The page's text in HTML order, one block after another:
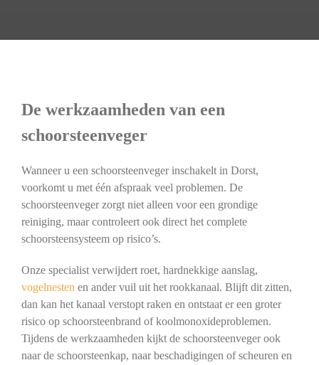
De werkzaamheden van een
schoorsteenveger
Wanneer u een schoorsteenveger inschakelt in Dorst,
voorkomt u met één afspraak veel problemen. De
schoorsteenveger zorgt niet alleen voor een grondige
reiniging, maar controleert ook direct het complete
schoorsteensysteem op risico’s.
Onze specialist verwijdert roet, hardnekkige aanslag,
vogelnesten en ander vuil uit het rookkanaal. Blijft dit zitten,
dan kan het kanaal verstopt raken en ontstaat er een groter
risico op schoorsteenbrand of koolmonoxideproblemen.
Tijdens de werkzaamheden kijkt de schoorsteenveger ook
naar de schoorsteenkap, naar beschadigingen of scheuren en